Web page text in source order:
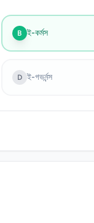
B ই-কর্মস
D ই-গভর্নন্স